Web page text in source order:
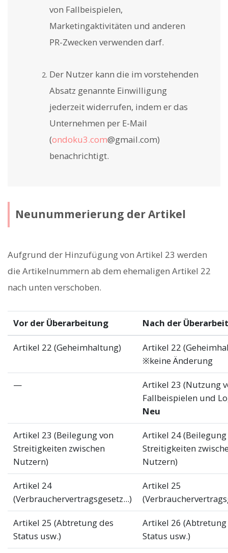
von Fallbeispielen,
Marketingaktivitäten und anderen
PR-Zwecken verwenden darf.
Der Nutzer kann die im vorstehenden
Absatz genannte Einwilligung
jederzeit widerrufen, indem er das
Unternehmen per E-Mail
(ondoku3.com@gmail.com)
benachrichtigt.
Neunummerierung der Artikel
Aufgrund der Hinzufügung von Artikel 23 werden
die Artikelnummern ab dem ehemaligen Artikel 22
nach unten verschoben.
Vor der Überarbeitung Nach der
Artikel 22 (Geheimhaltung)
Artikel 22
※keine Änderung
—
Artikel 23 (Nutzung
Fallbeispielen und
Neu
Artikel 23 (Beilegung von
Streitigkeiten zwischen
Nutzern)
Artikel 24 (Beilegung
Streitigkeiten
Nutzern)
Artikel 24
(Verbrauchervertragsgesetz...)
Artikel 25
Artikel 25 (Abtretung des
Status usw.)
Artikel 26 (Abtretung
Status usw.)